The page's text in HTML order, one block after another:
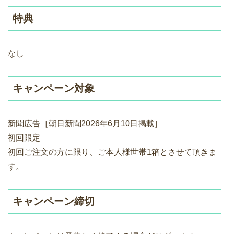
特典
なし
キャンペーン対象
新聞広告［朝日新聞2026年6月10日掲載］
初回限定
初回ご注文の方に限り、ご本人様世帯1箱とさせて頂きま
す。
キャンペーン締切